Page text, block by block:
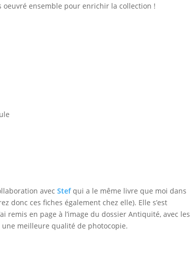
ensemble pour enrichir la collection !
avecStefqui a le même livre que moi dans
donc ces fiches également chez elle). Elle s’est
remis en page à l’image du dossier Antiquité, avec les
meilleure qualité de photocopie.